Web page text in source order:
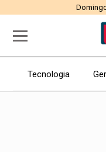
Tecnologia